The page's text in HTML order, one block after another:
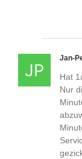
Jan-
Hat
Nur